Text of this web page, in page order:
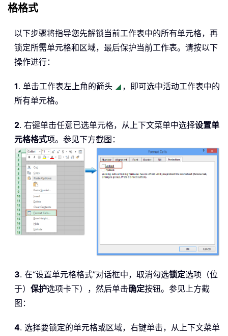
格格式
以下步骤将指导您先解锁当前工作表中的所有单元格，再
锁定所需单元格和区域，最后保护当前工作表。请按以下
操作进行：
1. 单击工作表左上角的箭头
，即可选中活动工作表中的
所有单元格。
2. 右键单击任意已选单元格，从上下文菜单中选择设置单
元格格式项。参见下方截图：
3. 在“设置单元格格式”对话框中，取消勾选锁定选项（位
于） 保护选项卡下），然后单击确定按钮。参见上方截
图：
4. 选择要锁定的单元格或区域，右键单击，从上下文菜单